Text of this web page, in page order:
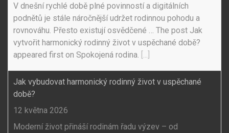
V dnešní rychlé době plné povinností a digitálních
podnětů je stále náročnější udržet rodinnou pohodu a
rovnováhu. Přesto existují osvědčené … The post Jak
vytvořit harmonický rodinný život v uspěchané době?
appeared first on Spokojená rodina. [...]
Jak vybudovat harmonický rodinný život v uspěchané
době?
12 května 2026
Moderní život přináší rodinám řadu výzev – od